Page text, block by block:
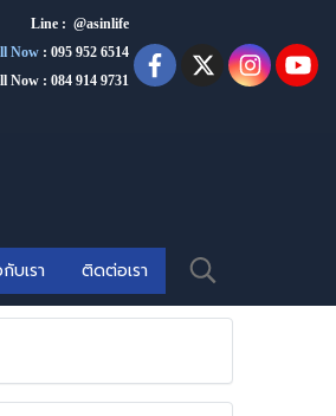
Line : @asinlife
Now : 095 952 6514
Now : 084 914 9731
บเรา ติดต่อเรา